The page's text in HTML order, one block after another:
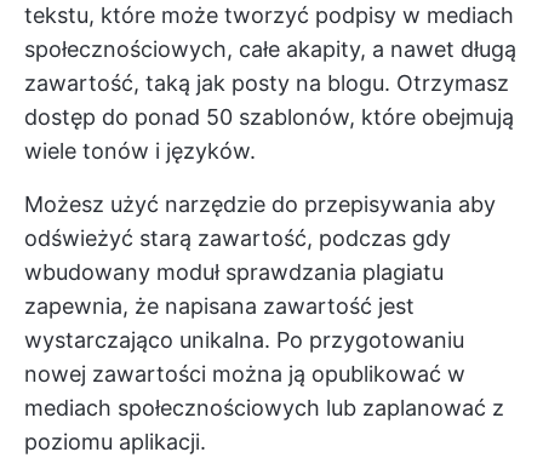
tekstu, które może tworzyć podpisy w mediach
społecznościowych, całe akapity, a nawet długą
zawartość, taką jak posty na blogu. Otrzymasz
dostęp do ponad 50 szablonów, które obejmują
wiele tonów i języków.
Możesz użyć narzędzie do przepisywania aby
odświeżyć starą zawartość, podczas gdy
wbudowany moduł sprawdzania plagiatu
zapewnia, że napisana zawartość jest
wystarczająco unikalna. Po przygotowaniu
nowej zawartości można ją opublikować w
mediach społecznościowych lub zaplanować z
poziomu aplikacji.